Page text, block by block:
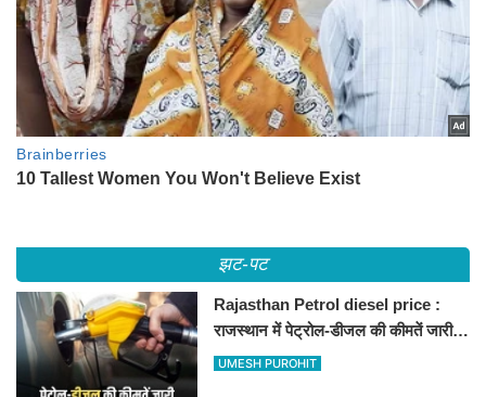
झट-पट
Rajasthan Petrol diesel price :
राजस्थान में पेट्रोल-डीजल की कीमतें जारी,
जानिए बीकानेर समेत पुरे प्रदेश में नए रेट
UMESH PUROHIT